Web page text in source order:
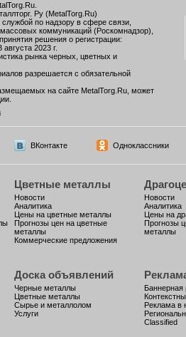
Ру (MetalTorg.Ru)
по надзору в сфере связи,
коммуникаций (Роскомнадзор),
решения о регистрации:
2023 г.
рынка черных, цветных и
разрешается с обязательной
на сайте MetalTorg.Ru, может
ВКонтакте Одноклассники
Цветные металлы
Новости
Аналитика
Цены на цветные металлы
Прогнозы цен на цветные
металлы
Коммерческие предложения
Новости
Аналитика
Цены на
Прогнозы
металлы
Доска объявлений
Черные металлы
Цветные металлы
Сырье и металлолом
Услуги
Баннерная
Реклама в
Classified